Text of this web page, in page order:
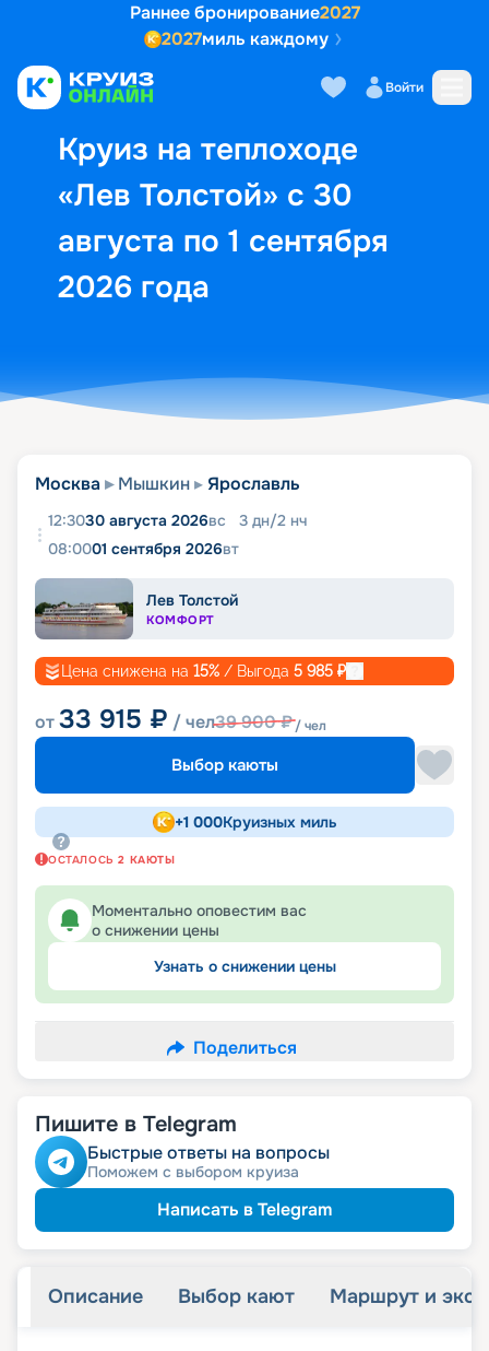
Раннее бронирование2027
2027миль каждому
Войти
Круиз на теплоходе
«Лев Толстой» с 30
августа по 1 сентября
2026 года
Выбор кают Маршрут и
Москва Мышкин Ярославль
12:3030 августа 2026вс 3 дн/2 нч
08:0001 сентября 2026вт
Лев Толстой
КОМФОРТ
Цена снижена на 15% / Выгода 5 985 ₽
от33 915 ₽ / чел39 900₽/ чел
Выбор каюты
+1 000Круизных миль
ОСТАЛОСЬ 2 КАЮТЫ
Моментально оповестим вас
о снижении цены
Узнать о снижении цены
Поделиться
Пишите в Telegram
Быстрые ответы на вопросы
Поможем с выбором круиза
Написать в Telegram
Описание Выбор кают Маршрут и